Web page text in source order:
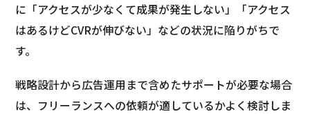
に「アクセスが少なくて成果が発生しない」「アクセス
はあるけどCVRが伸びない」などの状況に陥りがちで
す。
戦略設計から広告運用まで含めたサポートが必要な場合
は、フリーランスへの依頼が適しているかよく検討しま